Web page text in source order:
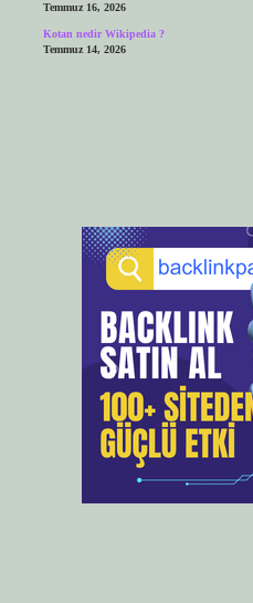
Temmuz 16, 2026
Kotan nedir Wikipedia ?
Temmuz 14, 2026